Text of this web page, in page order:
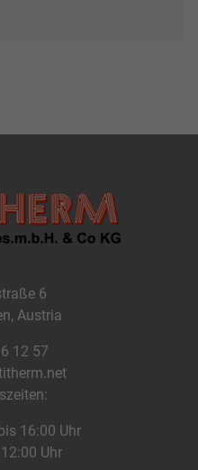
6
Austria
12 57
16:00 Uhr
Uhr